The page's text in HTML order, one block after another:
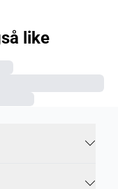
like